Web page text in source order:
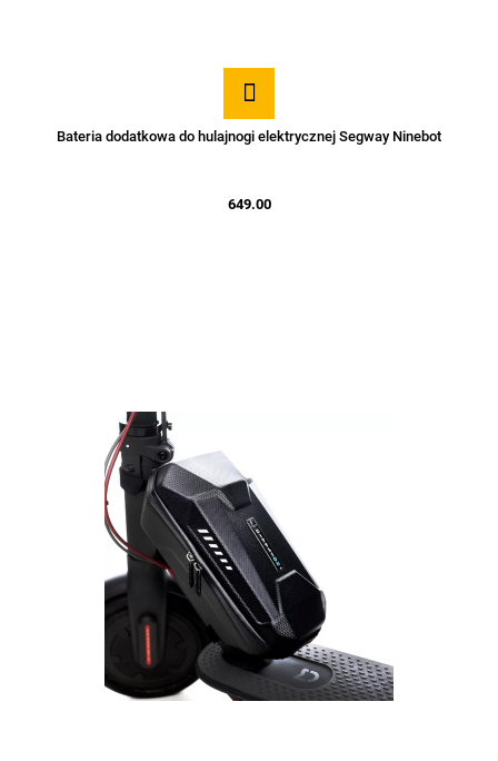
Bateria dodatkowa do hulajnogi elektrycznej Segway Ninebot
649.00